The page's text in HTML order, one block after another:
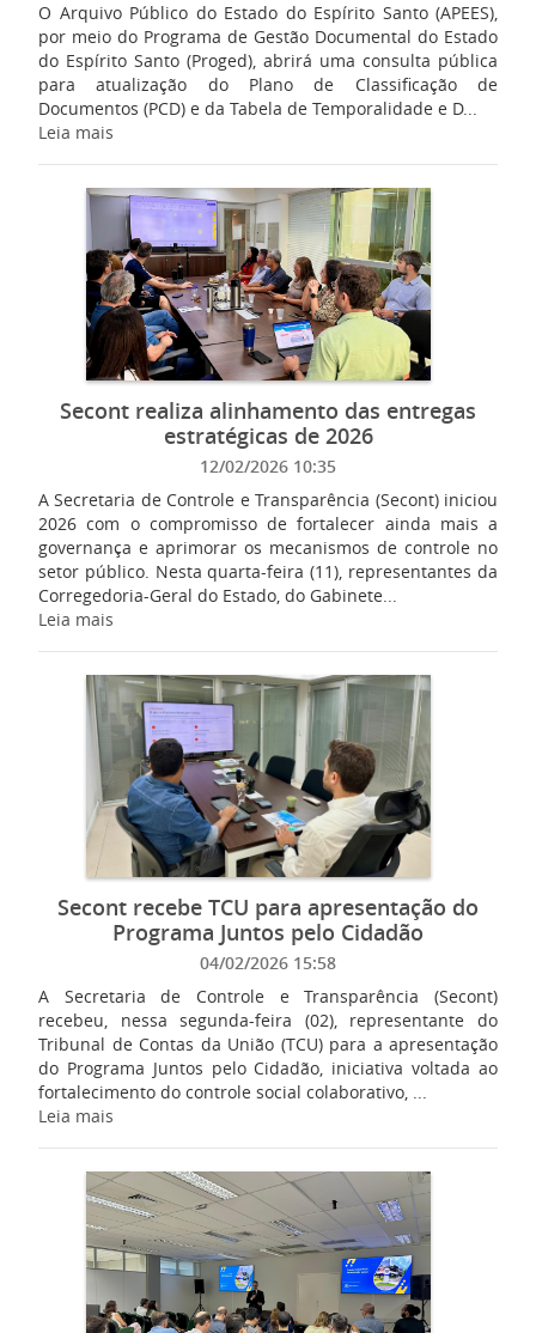
O Arquivo Público do Estado do Espírito Santo (APEES),
por meio do Programa de Gestão Documental do Estado
do Espírito Santo (Proged), abrirá uma consulta pública
para atualização do Plano de Classificação de
Documentos (PCD) e da Tabela de Temporalidade e D...
Leia mais
Secont realiza alinhamento das entregas
estratégicas de 2026
12/02/2026 10:35
A Secretaria de Controle e Transparência (Secont) iniciou
2026 com o compromisso de fortalecer ainda mais a
governança e aprimorar os mecanismos de controle no
setor público. Nesta quarta-feira (11), representantes da
Corregedoria-Geral do Estado, do Gabinete...
Leia mais
Secont recebe TCU para apresentação do
Programa Juntos pelo Cidadão
04/02/2026 15:58
A Secretaria de Controle e Transparência (Secont)
recebeu, nessa segunda-feira (02), representante do
Tribunal de Contas da União (TCU) para a apresentação
do Programa Juntos pelo Cidadão, iniciativa voltada ao
fortalecimento do controle social colaborativo, ...
Leia mais